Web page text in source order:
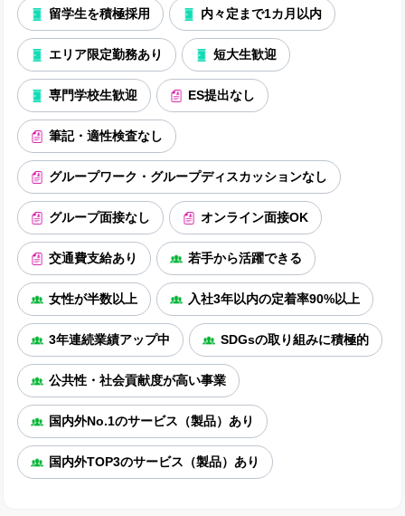
留学生を積極採用 内々定まで1カ月以内
エリア限定勤務あり 短大生歓迎
専門学校生歓迎 ES提出なし
筆記・適性検査なし
グループワーク・グループディスカッションなし
グループ面接なし オンライン面接OK
交通費支給あり 若手から活躍できる
女性が半数以上 入社3年以内の定着率90%以上
3年連続業績アップ中 SDGsの取り組みに積極的
公共性・社会貢献度が高い事業
国内外No.1のサービス（製品）あり
国内外TOP3のサービス（製品）あり